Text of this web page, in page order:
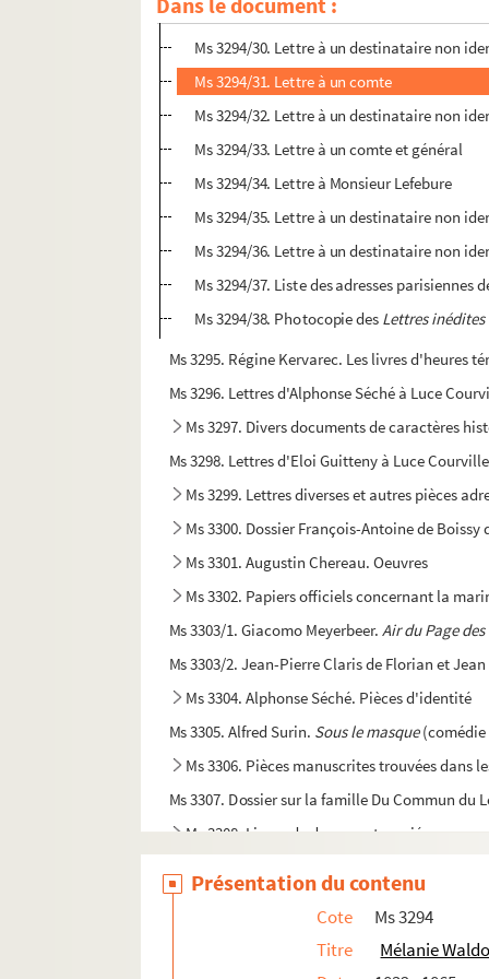
Ms 3294/29. Lettre à Eugène Ritt
Ms 3294/30. Lettre à un destinataire non
Ms 3294/31. Lettre à un comte
Ms 3294/32. Lettre à un destinataire non
Ms 3294/33. Lettre à un comte et général
Ms 3294/34. Lettre à Monsieur Lefebure
Ms 3294/35. Lettre à un destinataire non
Ms 3294/36. Lettre à un destinataire non
Ms 3294/37. Liste des adresses
Ms 3294/38. Photocopie des Lettres
Ms 3295. Régine Kervarec. Les livres d'heures
Ms 3296. Lettres d'Alphonse Séché à Luce
Ms 3297. Divers documents de caractères
Ms 3298. Lettres d'Eloi Guitteny à Luce
Ms 3299. Lettres diverses et autres pièces
Ms 3300. Dossier François-Antoine de Boissy
Ms 3301. Augustin Chereau. Oeuvres
Ms 3302. Papiers officiels concernant la
Ms 3303/1. Giacomo Meyerbeer.Air du Page
Ms 3303/2. Jean-Pierre Claris de Florian et
Ms 3304. Alphonse Séché. Pièces d'identité
Ms 3305. Alfred Surin. Sous le masque(comédie
Ms 3306. Pièces manuscrites trouvées dans
Ms 3307. Dossier sur la famille Du Commun du
Ms 3308. Liasse de documents variés
Ms 3310 - 3314. Papiers Labouchère. Factures,
Présentation du contenu
Cote
Ms 3294
Titre
Mélanie